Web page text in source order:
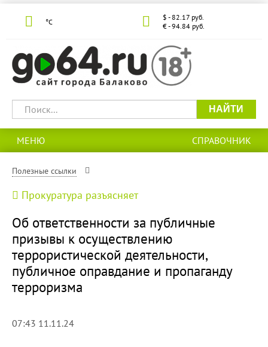
°С
$ - 82.17 руб.
€ - 94.84 руб.
НАЙТИ
МЕНЮ СПРАВОЧНИК
Полезные ссылки
Прокуратура разъясняет
Об ответственности за публичные
призывы к осуществлению
террористической деятельности,
публичное оправдание и пропаганду
терроризма
07:43 11.11.24